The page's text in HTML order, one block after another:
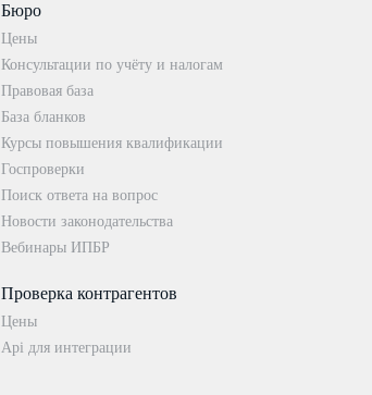
Бюро
Цены
Консультации по учёту и налогам
Правовая база
База бланков
Курсы повышения квалификации
Госпроверки
Поиск ответа на вопрос
Новости законодательства
Вебинары ИПБР
Проверка контрагентов
Цены
Api для интеграции